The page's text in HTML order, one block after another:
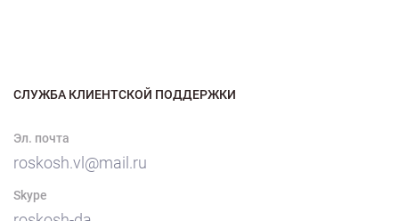
СЛУЖБА КЛИЕНТСКОЙ ПОДДЕРЖКИ
Эл. почта
roskosh.vl@mail.ru
Skype